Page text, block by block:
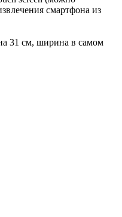
смартфона из
31 см, ширина в самом